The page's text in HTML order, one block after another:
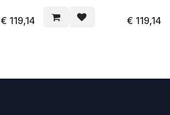
€ 119,14 € 119,14